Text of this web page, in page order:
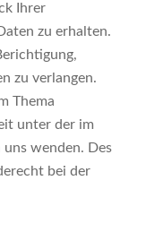
Ihrer
zu erhalten.
zu verlangen.
Thema
unter der im
uns wenden. Des
bei der